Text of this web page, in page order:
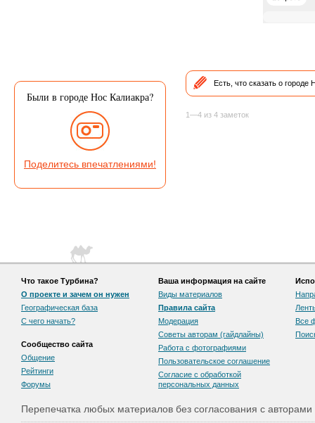
Были в городе Нос Калиакра?
Поделитесь впечатлениями!
Есть, что сказать о городе
1—4 из 4 заметок
Что такое Турбина?
О проекте и зачем он нужен
Географическая база
С чего начать?
Сообщество сайта
Общение
Рейтинги
Форумы
Ваша информация на сайте
Виды материалов
Правила сайта
Модерация
Советы авторам (гайдлайны)
Работа с фотографиями
Пользовательскоe соглашение
Согласие с обработкой
персональных данных
Все
Перепечатка любых материалов без согласования с